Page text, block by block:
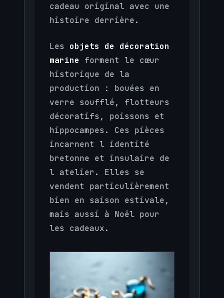
cadeau original avec une
histoire derrière.
Les objets de décoration
marine forment le cœur
historique de la
production : bouées en
verre soufflé, flotteurs
décoratifs, poissons et
hippocampes. Ces pièces
incarnent l identité
bretonne et insulaire de
l atelier. Elles se
vendent particulièrement
bien en saison estivale,
mais aussi à Noël pour
les cadeaux.